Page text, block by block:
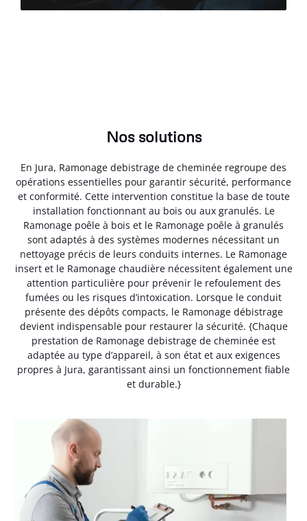
Nos solutions
En Jura, Ramonage debistrage de cheminée regroupe des
opérations essentielles pour garantir sécurité, performance
et conformité. Cette intervention constitue la base de toute
installation fonctionnant au bois ou aux granulés. Le
Ramonage poêle à bois et le Ramonage poêle à granulés
sont adaptés à des systèmes modernes nécessitant un
nettoyage précis de leurs conduits internes. Le Ramonage
insert et le Ramonage chaudière nécessitent également une
attention particulière pour prévenir le refoulement des
fumées ou les risques d’intoxication. Lorsque le conduit
présente des dépôts compacts, le Ramonage débistrage
devient indispensable pour restaurer la sécurité. {Chaque
prestation de Ramonage debistrage de cheminée est
adaptée au type d’appareil, à son état et aux exigences
propres à Jura, garantissant ainsi un fonctionnement fiable
et durable.}